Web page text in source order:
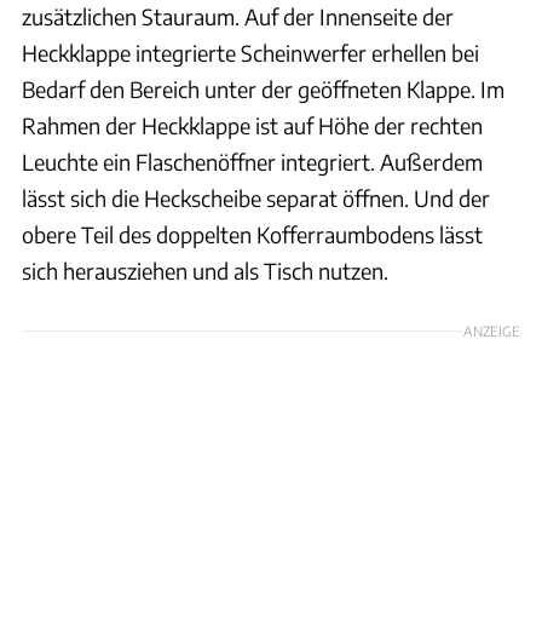
zusätzlichen Stauraum. Auf der Innenseite der
Heckklappe integrierte Scheinwerfer erhellen bei
Bedarf den Bereich unter der geöffneten Klappe. Im
Rahmen der Heckklappe ist auf Höhe der rechten
Leuchte ein Flaschenöffner integriert. Außerdem
lässt sich die Heckscheibe separat öffnen. Und der
obere Teil des doppelten Kofferraumbodens lässt
sich herausziehen und als Tisch nutzen.
ANZEIGE